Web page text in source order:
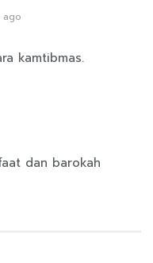
ago
kamtibmas.
dan barokah